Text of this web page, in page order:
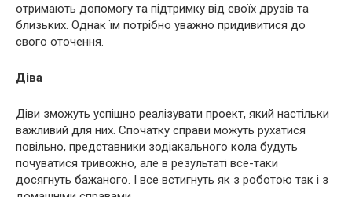
отримають допомогу та підтримку від своїх друзів та
близьких. Однак їм потрібно уважно придивитися до
свого оточення.
Діва
Діви зможуть успішно реалізувати проект, який настільки
важливий для них. Спочатку справи можуть рухатися
повільно, представники зодіакального кола будуть
почуватися тривожно, але в результаті все-таки
досягнуть бажаного. І все встигнуть як з роботою так і з